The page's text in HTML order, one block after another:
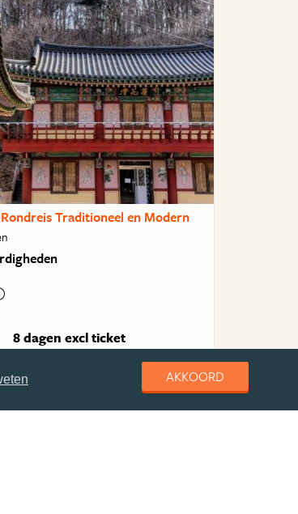
AKKOORD
Traditioneel en Modern
8 dagen excl ticket
BEKIJK DEZE REIS